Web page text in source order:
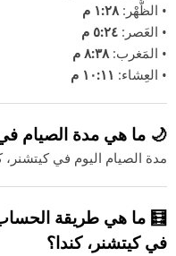
• الظُّهْر:١:٢٨ م
• العَصر: ٥:٢٤ م
• المَغرب:٨:٣٨ م
• العِشاء: ١٠:١١ م
🌙 ما هي مدة الصيام في
مدة الصيام اليوم في كيتشنر،
🧮 ما هي طريقة
في كيتشنر، كندا؟